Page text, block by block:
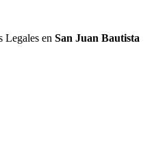
Legales en San Juan Bautista